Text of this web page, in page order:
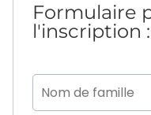
Formulaire
l'inscription :